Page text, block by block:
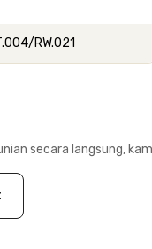
RW.021
secara langsung,